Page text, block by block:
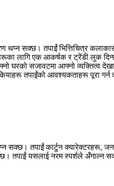
सक्छ। तपाईं भित्तिचित्र
लागि एक आकर्षक र ट्रेंडी लुक
सजावटमा आफ्नो व्यक्तित्व
तपाईंको आवश्यकताहरू पूरा गर्न
सक्छ। तपाईं कार्टुन क्यारेक्टरहरू,
तपाईं यसलाई नरम स्पर्शले अँगाल्न